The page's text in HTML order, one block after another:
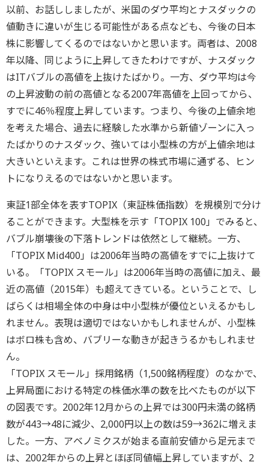
以前、お話ししましたが、米国のダウ平均とナスダックの
値動きに違いが生じる可能性がある点なども、今後の日本
株に影響してくるのではないかと思います。両者は、2008
年以降、同じように上昇してきたわけですが、ナスダック
はITバブルの高値を上抜けたばかり。一方、ダウ平均は今
の上昇波動の前の高値となる2007年高値を上回ってから、
すでに46％程度上昇しています。つまり、今後の上値余地
を考えた場合、過去に経験した水準から新値ゾーンに入っ
たばかりのナスダック、強いては小型株の方が上値余地は
大きいといえます。これは世界の株式市場に通ずる、ヒン
トになりえるのではないかと思います。
東証1部全体を表すTOPIX（東証株価指数）を規模別で分け
ることができます。大型株を示す「TOPIX 100」でみると、
バブル崩壊後の下落トレンドは依然として継続。一方、
「TOPIX Mid400」は2006年当時の高値をすでに上抜けて
いる。「TOPIX スモール」は2006年当時の高値に加え、最
近の高値（2015年）も超えてきている。ということで、し
ばらくは相場全体の中身は中小型株が優位といえるかもし
れません。表現は適切ではないかもしれませんが、小型株
はボロ株も含め、バブリーな動きが起きうるかもしれませ
ん。
「TOPIX スモール」採用銘柄（1,500銘柄程度）のなかで、
上昇局面における特定の株価水準の数を比べたものが以下
の図表です。2002年12月からの上昇では300円未満の銘柄
数が443→48に減少、2,000円以上の数は59→362に増えま
した。一方、アベノミクスが始まる直前安値から足元まで
は、2002年からの上昇とほぼ同値幅上昇していますが、2